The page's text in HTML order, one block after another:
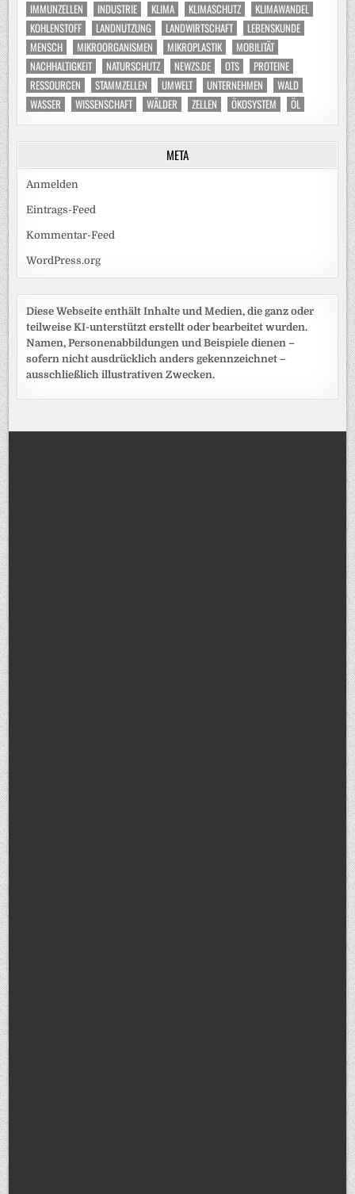
IMMUNZELLEN
INDUSTRIE KLIMA KLIMASCHUTZ
KLIMAWANDEL
KOHLENSTOFF
LANDNUTZUNG LANDWIRTSCHAFT
LEBENSKUNDE
MENSCH
MIKROORGANISMEN MIKROPLASTIK
MOBILITÄT
NACHHALTIGKEIT
NATURSCHUTZ NEWZS.DE OTS
PROTEINE
RESSOURCEN
STAMMZELLEN UMWELT UNTERNEHMEN
WALD
WASSER
WISSENSCHAFT WÄLDER ZELLEN ÖKOSYSTEM ÖL
META
Anmelden
Eintrags-Feed
Kommentar-Feed
WordPress.org
Diese Webseite enthält Inhalte und Medien, die ganz oder
teilweise KI-unterstützt erstellt oder bearbeitet wurden.
Namen, Personenabbildungen und Beispiele dienen –
sofern nicht ausdrücklich anders gekennzeichnet –
ausschließlich illustrativen Zwecken.